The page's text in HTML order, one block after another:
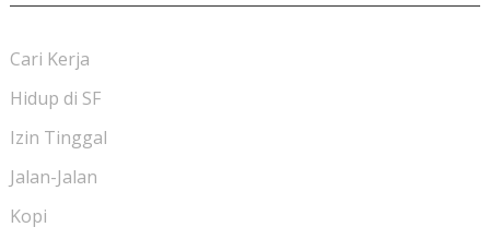
Cari Kerja
Hidup di SF
Izin Tinggal
Jalan-Jalan
Kopi